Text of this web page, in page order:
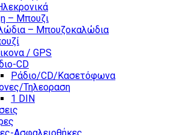
– Μπουζι
– Μπουζοκαλώδια
/ GPS
CD
Ράδιο/CD/Κασετόφωνα
Τηλεοραση
1 DIN